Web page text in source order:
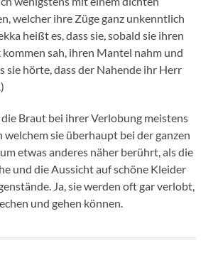
welcher ihre Züge ganz unkenntlich
heißt es, dass sie, sobald sie ihren
sah, ihren Mantel nahm und
sie hörte, dass der Nahende ihr Herr
Braut bei ihrer Verlobung meistens
welchem sie überhaupt bei der ganzen
etwas anderes näher berührt, als die
und die Aussicht auf schöne Kleider
Ja, sie werden oft gar verlobt,
und gehen können.